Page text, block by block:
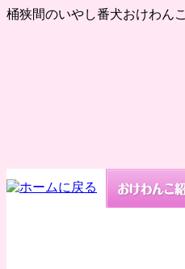
桶狭間のいやし番犬おけわんこ